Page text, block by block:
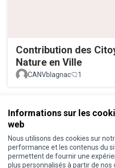
Informations sur les
web
Nous utilisons des cookies sur
performance et les contenus du
permettent de fournir une
plus personnalisés à partir de nos
Contribution des
Nature en Ville
CANVblagnac 1
Conditions d'utilisation
Paramètres des cookies
Je participe ! sur X
Je participe ! sur Facebook
Je participe ! sur